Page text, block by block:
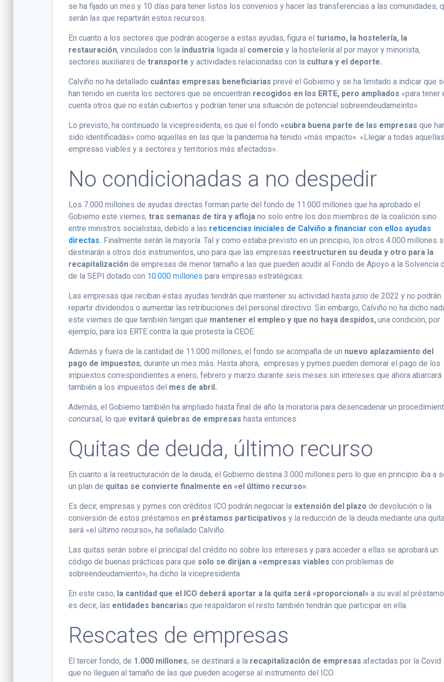
se ha fijado un mes y 10 días para tener listos los convenios y hacer las transferencias a las comunidades,
serán las que repartirán estos recursos.
En cuanto a los sectores que podrán acogerse a estas ayudas, figura elturismo, la hostelería, la
restauración, vinculados con la industria ligada al comercioy la hostelería al por mayor y minorista,
sectores auxiliares detransportey actividades relacionadas con la cultura y el deporte.
Calviño no ha detallado cuántas empresas beneficiariasprevé el Gobierno y se ha limitado a indicar que
han tenido en cuenta los sectores que se encuentran recogidos en los ERTE, pero ampliados «para tener
cuenta otros que no están cubiertos y podrían tener una situación de potencial sobreendeudameinto».
Lo previsto, ha continuado la vicepresidenta, es que el fondo «cubra buena parte de las empresasque
sido identificadas» como aquellas en las que la pandemia ha tenido «más impacto». «Llegar a todas aquellas
empresas viables y a sectores y territorios más afectados».
No condicionadas a no despedir
Los 7.000 millones de ayudas directas forman parte del fondo de 11.000 millones que ha aprobado el
Gobierno este viernes,tras semanas de tira y aflojano solo entre los dos miembros de la coalición sino
entre ministros socialistas, debido a las reticencias iniciales de Calviño a financiar con ellos ayudas
directas. Finalmente serán la mayoría. Tal y como estaba previsto en un principio, los otros 4.000 millones
destinarán a otros dos instrumentos, uno para que las empresas reestructuren su deuda y otro para la
recapitalización de empresas de menor tamaño a las que pueden acudir al Fondo de Apoyo a la Solvencia
de la SEPI dotado con 10.000 millones para empresas estratégicas.
Las empresas que reciban estas ayudas tendrán que mantener su actividad hasta junio de 2022 y no podrán
repartir dividendos o aumentar las retribuciones del personal directivo. Sin embargo, Calviño no ha dicho
este viernes de que también tengan que mantener el empleo y que no haya despidos, una condición, por
ejemplo, para los ERTE contra la que protesta la CEOE.
Además y fuera de la cantidad de 11.000 millones, el fondo se acompaña de un nuevo aplazamiento del
pago de impuestos, durante un mes más. Hasta ahora, empresas y pymes pueden demorar el pago de los
impuestos correspondientes a enero, febrero y marzo durante seis meses sin intereses que ahora abarcará
también a los impuestos del mes de abril.
Además, el Gobierno también ha ampliado hasta final de año la moratoria para desencadenar un
concursal, lo que evitará quiebras de empresas hasta entonces.
Quitas de deuda, último recurso
En cuanto a la reetructuración de la deuda, el Gobierno destina 3.000 millones pero lo que en principio iba a
un plan de quitas se convierte finalmente en «el último recurso».
Es decir, empresas y pymes con créditos ICO podrán negociar la extensión del plazo de devolución o la
conversión de estos préstamos en préstamos participativos y la reducción de la deuda mediante una
será «el último recurso», ha señalado Calviño.
Las quitas serán sobre el principal del crédito no sobre los intereses y para acceder a ellas se aprobará un
código de buenas prácticas para que solo se dirijan a «empresas viables con problemas de
sobreendeudamiento», ha dicho la vicepresidenta.
En este caso, la cantidad que el ICO deberá aportar a la quita será «proporcional» a su aval al
es decir, las entidades bancarias que respaldaron el resto también tendrán que participar en ella.
Rescates de empresas
El tercer fondo, de 1.000 millones, se destinará a la recapitalización de empresas afectadas por la Covid
que no lleguen al tamaño de las que pueden acogerse al instrumento del ICO.